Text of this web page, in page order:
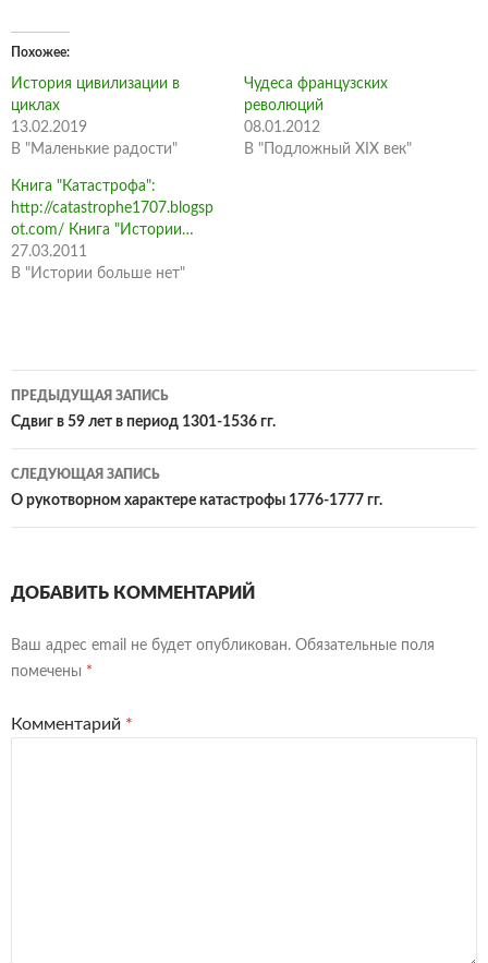
Похожее
История цивилизации в
циклах
13.02.2019
В "Маленькие радости"
Чудеса французских
революций
08.01.2012
В "Подложный XIX век"
Книга "Катастрофа":
http://catastrophe1707.blogsp
ot.com/ Книга "Истории…
27.03.2011
В "Истории больше нет"
Навигация
по
записям
ПРЕДЫДУЩАЯ ЗАПИСЬ
Сдвиг в 59 лет в период 1301-1536 гг.
СЛЕДУЮЩАЯ ЗАПИСЬ
О рукотворном характере катастрофы 1776-1777 гг.
ДОБАВИТЬ КОММЕНТАРИЙ
Ваш адрес email не будет опубликован. Обязательные поля
помечены *
Комментарий *